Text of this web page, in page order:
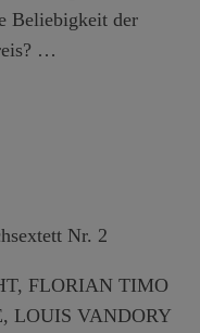
Beliebigkeit der
…
Nr. 2
FLORIAN TIMO
LOUIS VANDORY
MÜHSAM:
zum